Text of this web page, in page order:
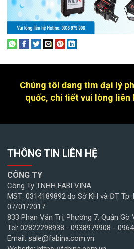
Chúng tôi đang tìm đại lý
quốc, chi tiết vui lòng liên
THÔNG TIN LIÊN HỆ
CÔNG TY
Công Ty TNHH FABI VINA
MST: 0314189892 do Sở KH và ĐT
07/01/2017
833 Phan Văn Trị, Phường 7, Quận Gò
Tel: 02822298938 - 0938979908 -
Email: sale@fabina.com.vn